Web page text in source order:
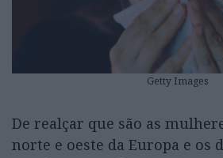
Getty Images
De realçar que são as
norte e oeste da Europa e os